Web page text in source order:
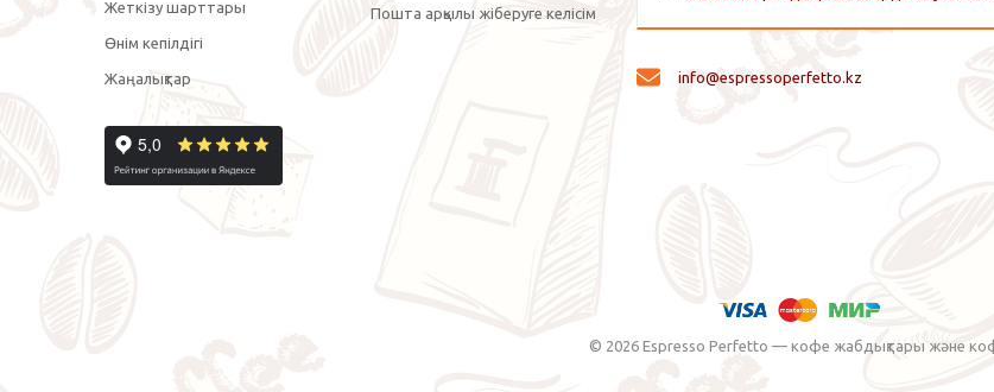
Жеткізу шарттары
Өнім кепілдігі
Жаңалықтар
Пошта арқылы жіберуге келісім
info@espressoperfetto.kz
© 2026 Espresso Perfetto — кофе жабдықтары және